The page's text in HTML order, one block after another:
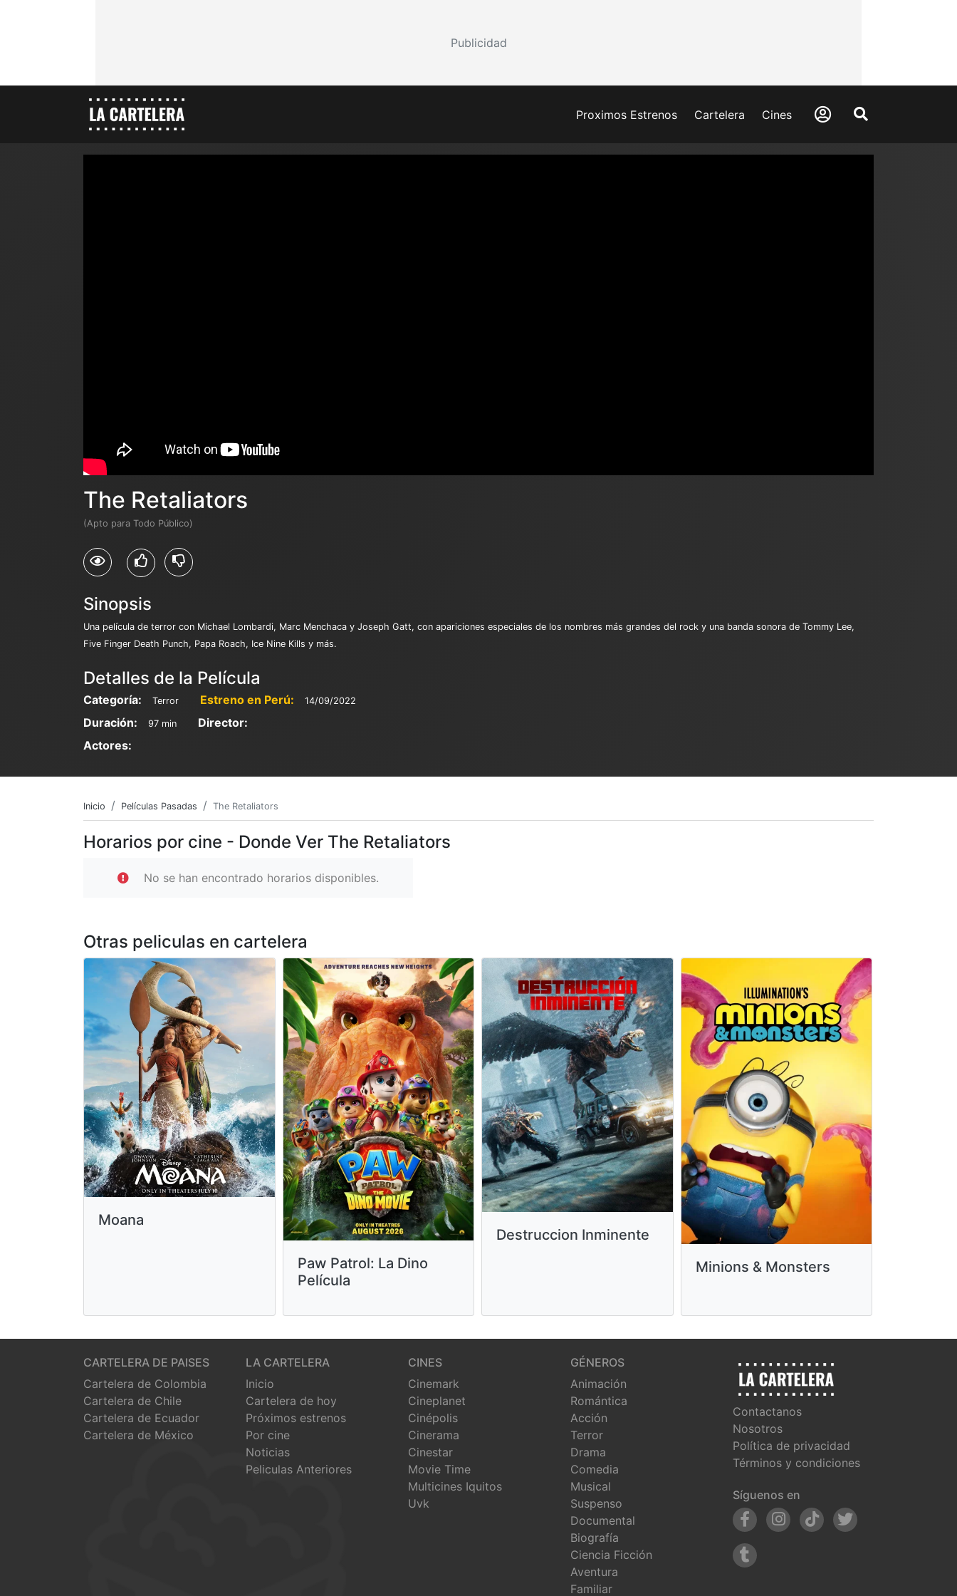
Publicidad
Proximos Estrenos Cartelera Cines
The Retaliators
(Apto para Todo Público)
Sinopsis
Una película de terror con Michael Lombardi, Marc Menchaca y Joseph Gatt, con apariciones especiales de los nombres más grandes del rock y una banda sonora de Tommy Lee,
Five Finger Death Punch, Papa Roach, Ice Nine Kills y más.
Detalles de la Película
Categoría: Terror Estreno en Perú: 14/09/2022
Duración: 97 min
Director:
Actores:
Inicio Películas Pasadas The Retaliators
Horarios por cine - Donde Ver The Retaliators
No se han encontrado horarios disponibles.
Otras peliculas en cartelera
Moana
Paw Patrol: La Dino
Película
Destruccion Inminente
Minions & Monsters
CARTELERA DE PAISES
Cartelera de Colombia
Cartelera de Chile
Cartelera de Ecuador
Cartelera de México
LA CARTELERA
Inicio
Cartelera de hoy
Próximos estrenos
Por cine
Noticias
Peliculas Anteriores
CINES
Cinemark
Cineplanet
Cinépolis
Cinerama
Cinestar
Movie Time
Multicines Iquitos
Uvk
GÉNEROS
Animación
Romántica
Acción
Terror
Drama
Comedia
Musical
Suspenso
Documental
Biografía
Ciencia Ficción
Aventura
Familiar
Contactanos
Nosotros
Política de privacidad
Términos y condiciones
Síguenos en